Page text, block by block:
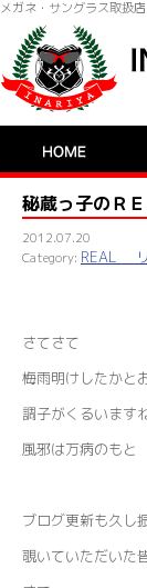
メガネ・サングラス取扱店
秘蔵っ子のＲ
2012.07.20
REAL
さてさて
梅雨明けしたかと
調子がくるいます
風邪は万病のも
ブログ更新も久し
覗いていただいた